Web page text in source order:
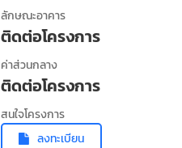
ลักษณะอาคาร
ติดต่อโครงการ
ค่าส่วนกลาง
ติดต่อโครงการ
สนใจโครงการ
ลงทะเบียน